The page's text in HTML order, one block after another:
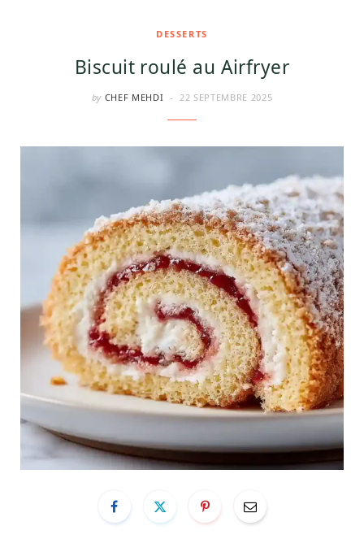
DESSERTS
Biscuit roulé au Airfryer
by CHEF MEHDI 22 SEPTEMBRE 2025